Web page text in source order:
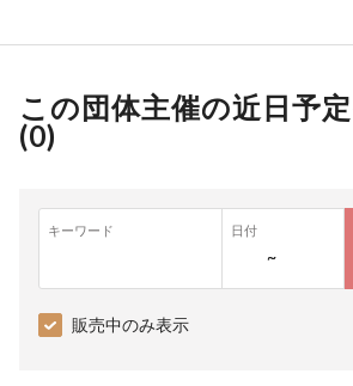
この団体主催の近日予
(0)
キーワード 日付
~
販売中のみ表示